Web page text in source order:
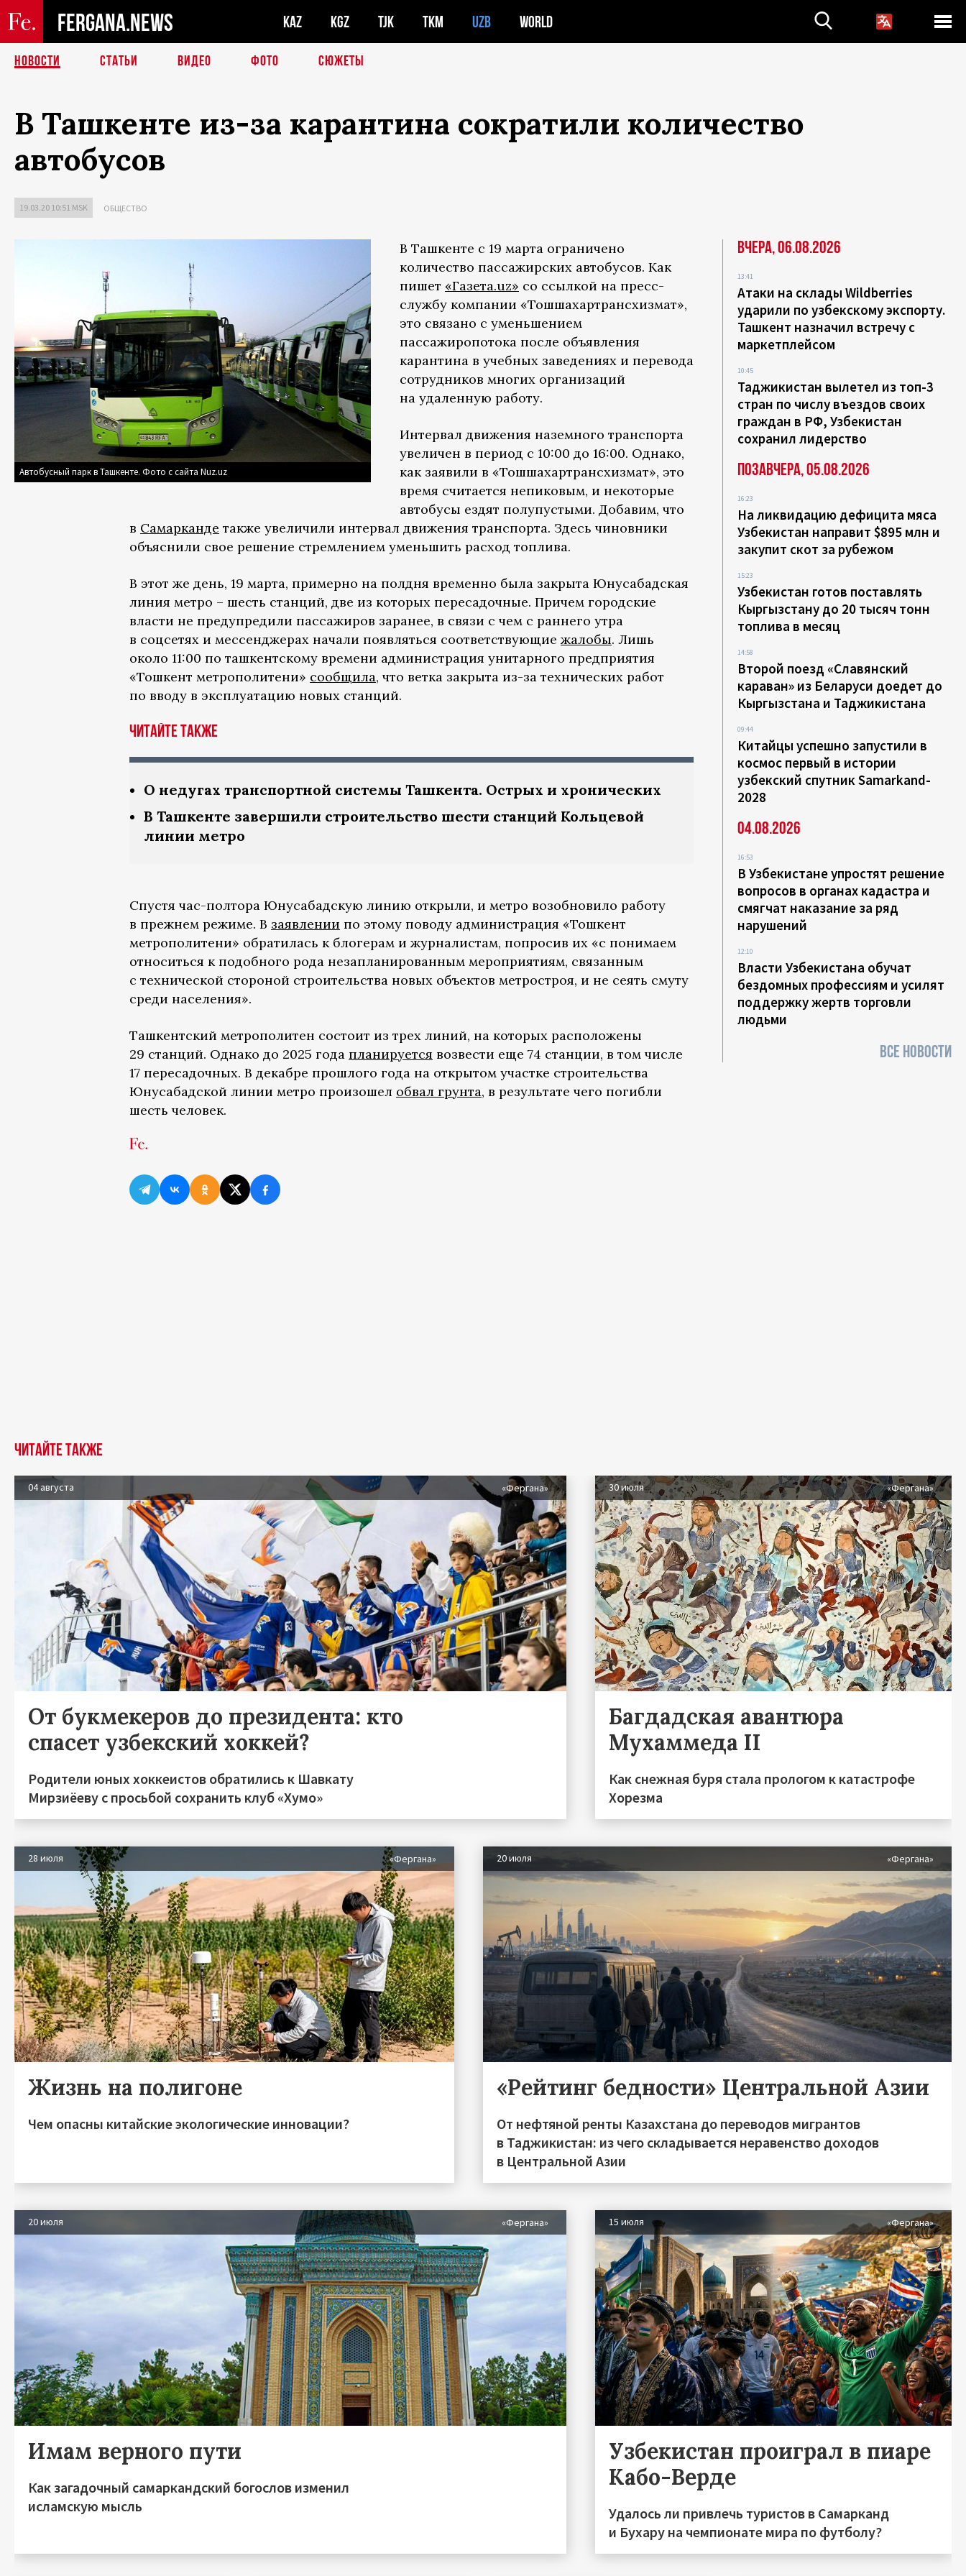
FERGANA.NEWS KAZ KGZ TJK TKM UZB WORLD
НОВОСТИ СТАТЬИ ВИДЕО ФОТО СЮЖЕТЫ
В Ташкенте из-за карантина сократили количество
автобусов
19.03.20 10:51 MSK ОБЩЕСТВО
Автобусный парк в Ташкенте. Фото с сайта Nuz.uz
В Ташкенте с 19 марта ограничено
количество пассажирских автобусов. Как
пишет «Газета.uz» со ссылкой на пресс-
службу компании «Тошшахартрансхизмат»,
это связано с уменьшением
пассажиропотока после объявления
карантина в учебных заведениях и перевода
сотрудников многих организаций
на удаленную работу.
Интервал движения наземного транспорта
увеличен в период с 10:00 до 16:00. Однако,
как заявили в «Тошшахартрансхизмат», это
время считается непиковым, и некоторые
автобусы ездят полупустыми. Добавим, что
в Самарканде также увеличили интервал движения транспорта. Здесь чиновники
объяснили свое решение стремлением уменьшить расход топлива.
В этот же день, 19 марта, примерно на полдня временно была закрыта Юнусабадская
линия метро – шесть станций, две из которых пересадочные. Причем городские
власти не предупредили пассажиров заранее, в связи с чем с раннего утра
в соцсетях и мессенджерах начали появляться соответствующие жалобы. Лишь
около 11:00 по ташкентскому времени администрация унитарного предприятия
«Тошкент метрополитени» сообщила, что ветка закрыта из-за технических работ
по вводу в эксплуатацию новых станций.
Читайте также
О недугах транспортной системы Ташкента. Острых и хронических
В Ташкенте завершили строительство шести станций Кольцевой
линии метро
Спустя час-полтора Юнусабадскую линию открыли, и метро возобновило работу
в прежнем режиме. В заявлении по этому поводу администрация «Тошкент
метрополитени» обратилась к блогерам и журналистам, попросив их «с понимаем
относиться к подобного рода незапланированным мероприятиям, связанным
с технической стороной строительства новых объектов метростроя, и не сеять смуту
среди населения».
Ташкентский метрополитен состоит из трех линий, на которых расположены
29 станций. Однако до 2025 года планируется возвести еще 74 станции, в том числе
17 пересадочных. В декабре прошлого года на открытом участке строительства
Юнусабадской линии метро произошел обвал грунта, в результате чего погибли
шесть человек.
Вчера, 06.08.2026
13:41
Атаки на склады Wildberries
ударили по узбекскому экспорту.
Ташкент назначил встречу с
маркетплейсом
10:45
Таджикистан вылетел из топ-3
стран по числу въездов своих
граждан в РФ, Узбекистан
сохранил лидерство
Позавчера, 05.08.2026
16:23
На ликвидацию дефицита мяса
Узбекистан направит $895 млн и
закупит скот за рубежом
15:23
Узбекистан готов поставлять
Кыргызстану до 20 тысяч тонн
топлива в месяц
14:58
Второй поезд «Славянский
караван» из Беларуси доедет до
Кыргызстана и Таджикистана
09:44
Китайцы успешно запустили в
космос первый в истории
узбекский спутник Samarkand-
2028
04.08.2026
16:53
В Узбекистане упростят решение
вопросов в органах кадастра и
смягчат наказание за ряд
нарушений
12:10
Власти Узбекистана обучат
бездомных профессиям и усилят
поддержку жертв торговли
людьми
ВСЕ НОВОСТИ
Читайте также
04 августа «Фергана»
От букмекеров до президента: кто
спасет узбекский хоккей?
Родители юных хоккеистов обратились к Шавкату
Мирзиёеву с просьбой сохранить клуб «Хумо»
30 июля «Фергана»
Багдадская авантюра
Мухаммеда II
Как снежная буря стала прологом к катастрофе
Хорезма
28 июля «Фергана»
Жизнь на полигоне
Чем опасны китайские экологические инновации?
20 июля «Фергана»
«Рейтинг бедности» Центральной Азии
От нефтяной ренты Казахстана до переводов мигрантов
в Таджикистан: из чего складывается неравенство доходов
в Центральной Азии
20 июля «Фергана»
Имам верного пути
Как загадочный самаркандский богослов изменил
исламскую мысль
15 июля «Фергана»
Узбекистан проиграл в пиаре
Кабо-Верде
Удалось ли привлечь туристов в Самарканд
и Бухару на чемпионате мира по футболу?